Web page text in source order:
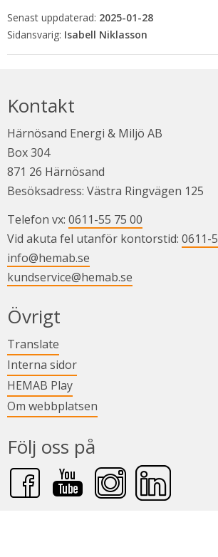
Senast uppdaterad: 2025-01-28
Isabell Niklasson
Kontakt
Härnösand Energi & Miljö AB
Box 304
871 26 Härnösand
Besöksadress: Västra Ringvägen 125
Telefon vx: 0611-55 75 00
Vid akuta fel utanför kontorstid: 0611-
info@hemab.se
kundservice@hemab.se
Övrigt
Translate
Interna sidorLänk till annan webbplats.
HEMAB PlayLänk till annan webbplats.
Om webbplatsen
Följ oss på